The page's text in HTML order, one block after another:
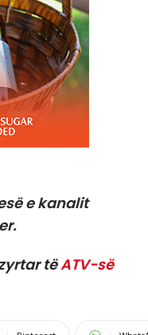
e kanalit
tëATV-së